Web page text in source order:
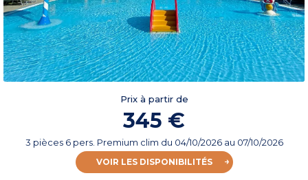
Prix à partir de
345 €
3 pièces 6 pers. Premium clim du 04/10/2026au 07/10/2026
VOIR LES DISPONIBILITÉS